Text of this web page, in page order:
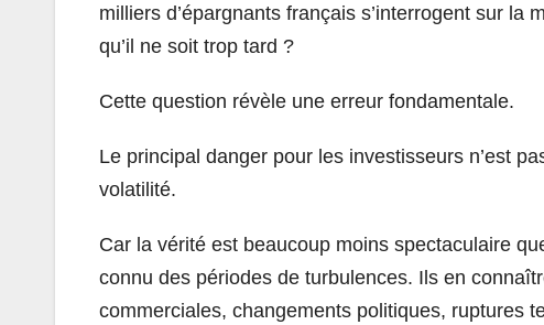
milliers d’épargnants français s’interrogent sur
qu’il ne soit trop tard ?
Cette question révèle une erreur fondamentale.
Le principal danger pour les investisseurs n’est
volatilité.
Car la vérité est beaucoup moins spectaculaire
connu des périodes de turbulences. Ils en
commerciales, changements politiques, ruptures